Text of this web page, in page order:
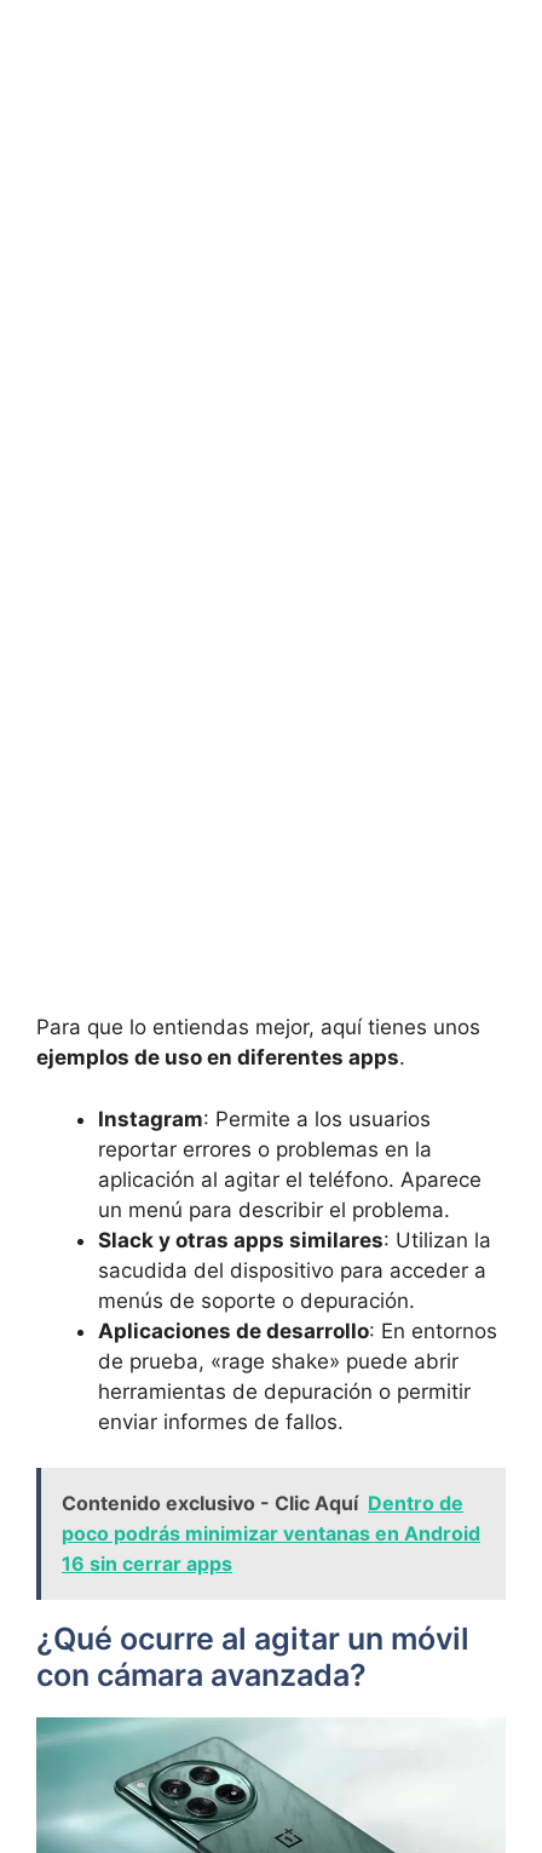
Para que lo entiendas mejor, aquí tienes unos
ejemplos de uso en diferentes apps.
Instagram: Permite a los usuarios
reportar errores o problemas en la
aplicación al agitar el teléfono. Aparece
un menú para describir el problema.
Slack y otras apps similares: Utilizan la
sacudida del dispositivo para acceder a
menús de soporte o depuración.
Aplicaciones de desarrollo: En entornos
de prueba, «rage shake» puede abrir
herramientas de depuración o permitir
enviar informes de fallos.
Contenido exclusivo - Clic Aquí Dentro de
poco podrás minimizar ventanas en Android
16 sin cerrar apps
¿Qué ocurre al agitar un móvil
con cámara avanzada?